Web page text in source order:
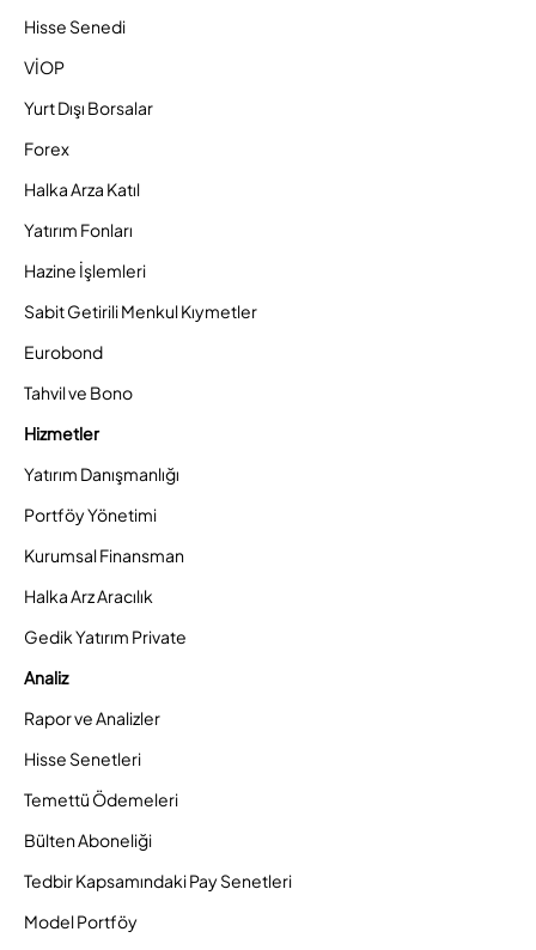
Hisse Senedi
VİOP
Yurt Dışı Borsalar
Forex
Halka Arza Katıl
Yatırım Fonları
Hazine İşlemleri
Sabit Getirili Menkul Kıymetler
Eurobond
Tahvil ve Bono
Hizmetler
Yatırım Danışmanlığı
Portföy Yönetimi
Kurumsal Finansman
Halka Arz Aracılık
Gedik Yatırım Private
Analiz
Rapor ve Analizler
Hisse Senetleri
Temettü Ödemeleri
Bülten Aboneliği
Tedbir Kapsamındaki Pay Senetleri
Model Portföy